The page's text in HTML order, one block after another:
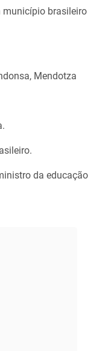
município brasileiro
Mendotza
da educação